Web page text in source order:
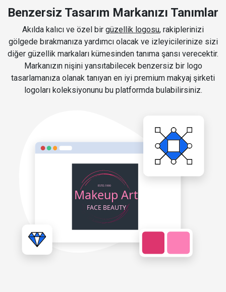
Benzersiz Tasarım Markanızı Tanımlar
Akılda kalıcı ve özel bir güzellik logosu, rakiplerinizi
gölgede bırakmanıza yardımcı olacak ve izleyicilerinize sizi
diğer güzellik markaları kümesinden tanıma şansı verecektir.
Markanızın nişini yansıtabilecek benzersiz bir logo
tasarlamanıza olanak tanıyan en iyi premium makyaj şirketi
logoları koleksiyonunu bu platformda bulabilirsiniz.